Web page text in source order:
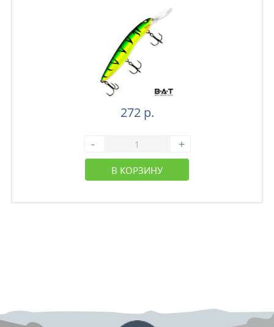
272 р.
- +
В КОРЗИНУ